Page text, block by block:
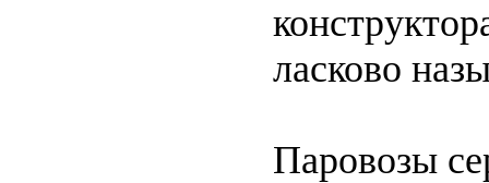
ласково
Паровозы